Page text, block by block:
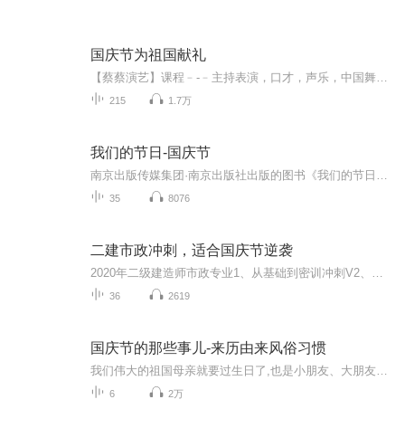
国庆节为祖国献礼
215 1.7万
我们的节日-国庆节
35 8076
二建市政冲刺，适合国庆节逆袭
36 2619
国庆节的那些事儿-来历由来风俗习惯
6 2万